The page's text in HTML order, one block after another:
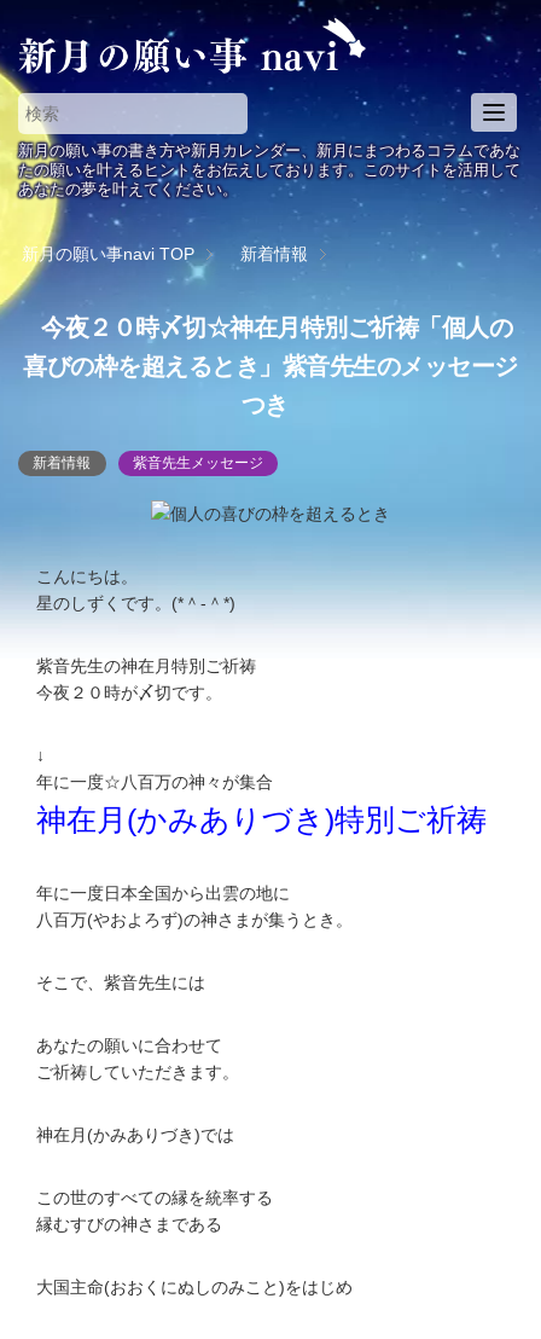
T
o
g
g
e
v
g
新月の願い事の書き方や新月カレンダー、新月にまつわるコラムであな
たの願いを叶えるヒントをお伝えしております。このサイトを活用して
あなたの夢を叶えてください。
新月の願い事navi TOP 新着情報
今夜２０時〆切☆神在月特別ご祈祷「個人の
喜びの枠を超えるとき」紫音先生のメッセージ
つき
新着情報 紫音先生メッセージ
こんにちは。
星のしずくです。(*＾-＾*)
紫音先生の神在月特別ご祈祷
今夜２０時が〆切です。
↓
年に一度☆八百万の神々が集合
神在月(かみありづき)特別ご祈祷
年に一度日本全国から出雲の地に
八百万(やおよろず)の神さまが集うとき。
そこで、紫音先生には
あなたの願いに合わせて
ご祈祷していただきます。
神在月(かみありづき)では
この世のすべての縁を統率する
縁むすびの神さまである
大国主命(おおくにぬしのみこと)をはじめ